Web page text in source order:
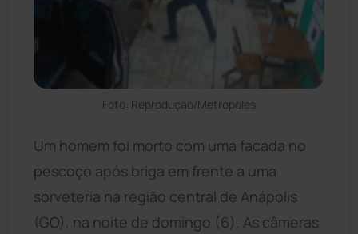
Foto: Reprodução/Metrópoles
Um homem foi morto com uma facada no
pescoço após briga em frente a uma
sorveteria na região central de Anápolis
(GO), na noite de domingo (6). As câmeras